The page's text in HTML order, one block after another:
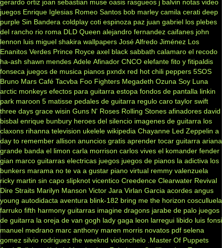
gerardo ortiz joan sebastian muse oasis rasgueos j balvin notas video
juegos Enrique Iglesias Romeo Santos bob marley camila cerati deep
purple Sin Bandera coldplay coti espinoza paz juan gabriel los plebes
del rancho rio roma DLD Queen alejandro fernandez caifanes john
lennon luis miguel shakira wallpapers José Alfredo Jiménez Los
Enanitos Verdes Prince Royce axel black sabbath calamaro el recodo
ha-ash shawn mendes Adele Afinador CNCO elefante fito y fitipaldis
fonseca juegos de musica pianos pxndx red hot chili peppers 5SOS
Bruno Mars Café Tacvba Foo Fighters Megadeth Ozuna Soy Luna
arctic monkeys efectos para guitarra estopa fondos de pantalla linkin
park maroon 5 matisse pedales de guitarra regulo caro taylor swift
three days grace wisin Guns N' Roses Rolling Stones afinadores david
bisbal enrique bunbury heroes del silencio imagenes de guitarra los
claxons rihanna television ukelele wikipedia Chayanne Led Zeppelin a
day to remember allison anuncios gratis aprender tocar guitarra ariana
grande banda el limon carla morrison carlos vives el komander fender
gian marco guitarras electricas juegos juegos de pianos la adictiva los
bunkers marama no te va a gustar piano virtual remmy valenzuela
ricky martin sin capo slipknot vicentico Creedence Clearwater Revival
Dire Straits Marilyn Manson Victor Jara Virlan Garcia acordes angus
young autodidacta aventura blink-182 bring me the horizon cosculluela
farruko fifth harmony guitarras imagine dragons jarabe de palo juegos
de guitarra la oreja de van gogh lady gaga leon larregui libido luis fonsi
manuel medrano marc anthony maren morris novatos pdf selena
gomez silvio rodriguez the weeknd violonchelo .Master Of Puppets